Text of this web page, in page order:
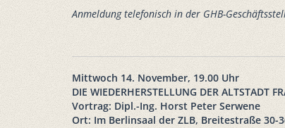
Anmeldung telefonisch in der GHB-
Mittwoch 14. November, 19.00 Uhr
DIE WIEDERHERSTELLUNG DER ALTSTADT
Vortrag: Dipl.-Ing. Horst Peter Serwene
Ort: Im Berlinsaal der ZLB, Breitestraße